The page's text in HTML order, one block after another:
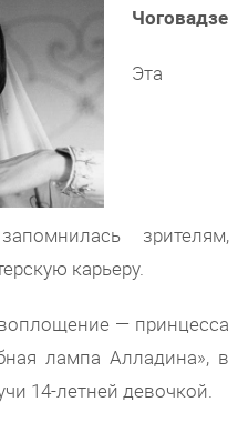
Чоговадзе
Эта
зрителям,
карьеру.
— принцесса
лампа Алладина», в
14-летней девочкой.